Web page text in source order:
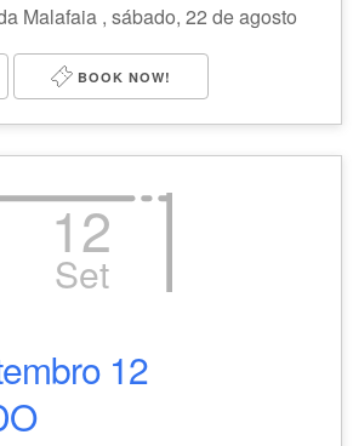
Malafaia , sábado, 22 de agosto
BOOK NOW!
12
Set
12